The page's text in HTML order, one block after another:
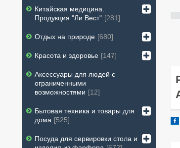
Китайская медицина.
Продукция "Ли Вест" 281
Отдых на природе 680
Красота и здоровье 147
Аксессуары для людей с
ограниченными
возможностями
12
Бытовая техника и товары для
дома
525
Посуда для сервировки стола и